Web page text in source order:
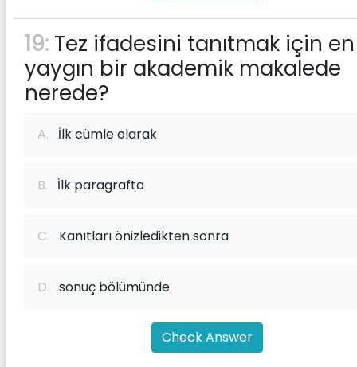
19: Tez ifadesini tanıtmak için en
yaygın bir akademik makalede
nerede?
A. İlk cümle olarak
B. İlk paragrafta
C. Kanıtları önizledikten sonra
D. sonuç bölümünde
Check Answer